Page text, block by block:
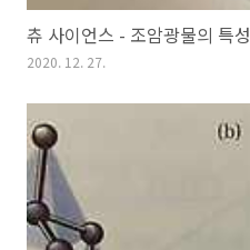
츄 사이언스 - 조암광물의 특성
2020. 12. 27.